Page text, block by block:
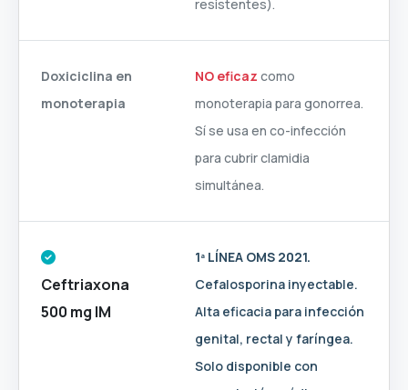
resistentes).
Doxiciclina en
monoterapia
NO eficaz como
monoterapia para gonorrea.
Sí se usa en co-infección
para cubrir clamidia
simultánea.
Ceftriaxona
500 mg IM
1ª LÍNEA OMS 2021.
Cefalosporina inyectable.
Alta eficacia para infección
genital, rectal y faríngea.
Solo disponible con